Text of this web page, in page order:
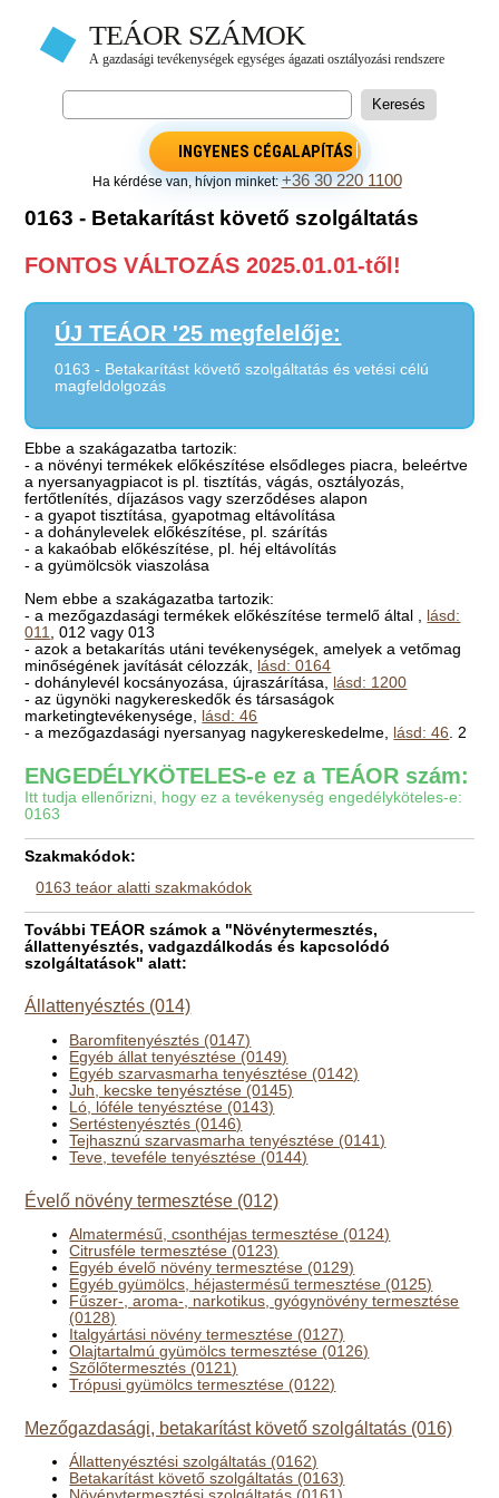
INGYENES CÉGALAPÍTÁS
Ha kérdése van, hívjon minket:+36 30 220 1100
0163 - Betakarítást követő szolgáltatás
FONTOS VÁLTOZÁS 2025.01.01-től!
ÚJ TEÁOR '25 megfelelője:
0163 - Betakarítást követő szolgáltatás és vetési célú
magfeldolgozás
Ebbe a szakágazatba tartozik:
- a növényi termékek előkészítése elsődleges piacra, beleértve
a nyersanyagpiacot is pl. tisztítás, vágás, osztályozás,
fertőtlenítés, díjazásos vagy szerződéses alapon
- a gyapot tisztítása, gyapotmag eltávolítása
- a dohánylevelek előkészítése, pl. szárítás
- a kakaóbab előkészítése, pl. héj eltávolítás
- a gyümölcsök viaszolása
Nem ebbe a szakágazatba tartozik:
- a mezőgazdasági termékek előkészítése termelő által , lásd:
011
, 012 vagy 013
- azok a betakarítás utáni tevékenységek, amelyek a vetőmag
minőségének javítását célozzák, lásd: 0164
- dohánylevél kocsányozása, újraszárítása, lásd: 1200
- az ügynöki nagykereskedők és társaságok
marketingtevékenysége, lásd: 46
- a mezőgazdasági nyersanyag nagykereskedelme, lásd: 46 . 2
ENGEDÉLYKÖTELES-e ez a TEÁOR szám:
Itt tudja ellenőrizni, hogy ez a tevékenység engedélyköteles-e:
0163
Szakmakódok:
0163 teáor alatti szakmakódok
További TEÁOR számok a "Növénytermesztés,
állattenyésztés, vadgazdálkodás és kapcsolódó
szolgáltatások" alatt:
Állattenyésztés (014)
Baromfitenyésztés (0147)
Egyéb állat tenyésztése (0149)
Egyéb szarvasmarha tenyésztése (0142)
Juh, kecske tenyésztése (0145)
Ló, lóféle tenyésztése (0143)
Sertéstenyésztés (0146)
Tejhasznú szarvasmarha tenyésztése (0141)
Teve, teveféle tenyésztése (0144)
Évelő növény termesztése (012)
Almatermésű, csonthéjas termesztése (0124)
Citrusféle termesztése (0123)
Egyéb évelő növény termesztése (0129)
Egyéb gyümölcs, héjastermésű termesztése (0125)
Fűszer-, aroma-, narkotikus, gyógynövény termesztése
(0128)
Italgyártási növény termesztése (0127)
Olajtartalmú gyümölcs termesztése (0126)
Szőlőtermesztés (0121)
Trópusi gyümölcs termesztése (0122)
Mezőgazdasági, betakarítást követő szolgáltatás (016)
Állattenyésztési szolgáltatás (0162)
Betakarítást követő szolgáltatás (0163)